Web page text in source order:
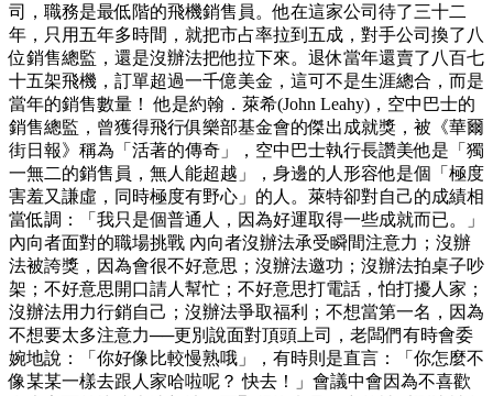
司，職務是最低階的飛機銷售員。他在這家公司待了三十二
年，只用五年多時間，就把市占率拉到五成，對手公司換了八
位銷售總監，還是沒辦法把他拉下來。退休當年還賣了八百七
十五架飛機，訂單超過一千億美金，這可不是生涯總合，而是
當年的銷售數量！ 他是約翰．萊希(John Leahy)，空中巴士的
銷售總監，曾獲得飛行俱樂部基金會的傑出成就獎，被《華爾
街日報》稱為「活著的傳奇」，空中巴士執行長讚美他是「獨
一無二的銷售員，無人能超越」，身邊的人形容他是個「極度
害羞又謙虛，同時極度有野心」的人。萊特卻對自己的成績相
當低調：「我只是個普通人，因為好運取得一些成就而已。」
內向者面對的職場挑戰 內向者沒辦法承受瞬間注意力；沒辦
法被誇獎，因為會很不好意思；沒辦法邀功；沒辦法拍桌子吵
架；不好意思開口請人幫忙；不好意思打電話，怕打擾人家；
沒辦法用力行銷自己；沒辦法爭取福利；不想當第一名，因為
不想要太多注意力──更別說面對頂頭上司，老闆們有時會委
婉地說：「你好像比較慢熟哦」，有時則是直言：「你怎麼不
像某某一樣去跟人家哈啦呢？ 快去！」會議中會因為不喜歡